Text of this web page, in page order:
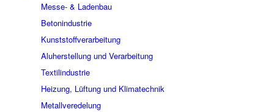
Messe- & Ladenbau
Betonindustrie
Kunststoffverarbeitung
Aluherstellung und Verarbeitung
Textilindustrie
Heizung, Lüftung und Klimatechnik
Metallveredelung